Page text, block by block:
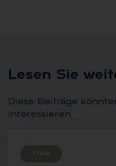
Le­sen Sie
Diese Beiträge
interessieren.